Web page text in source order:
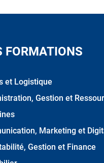
FORMATIONS
et Logistique
Gestion et
Marketing et
Gestion et Finance